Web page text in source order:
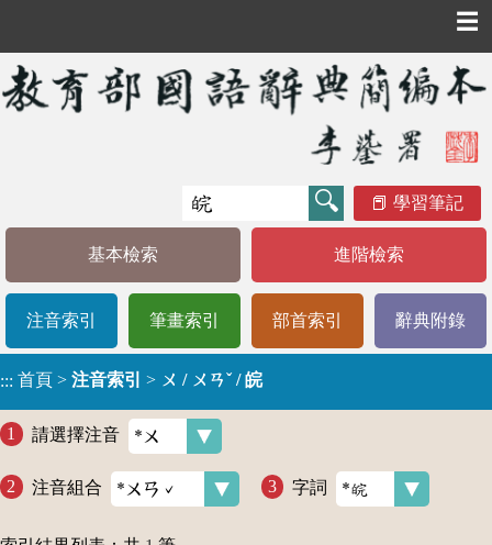
☰
學習筆記
基本檢索 進階檢索
注音索引 筆畫索引 部首索引 辭典附錄
::: 首頁 > 注音索引 > ㄨ / ㄨㄢˇ / 皖
請選擇注音
注音組合 字詞